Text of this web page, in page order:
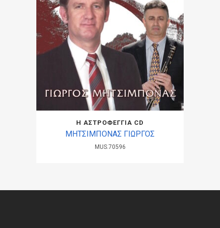
Η ΑΣΤΡΟΦΕΓΓΙΑ CD
ΜΗΤΣΙΜΠΟΝΑΣ ΓΙΩΡΓΟΣ
MUS.70596